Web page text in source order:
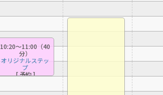
10:20〜11:00（40
分）
オリジナルステッ
プ
[ 予約 ]